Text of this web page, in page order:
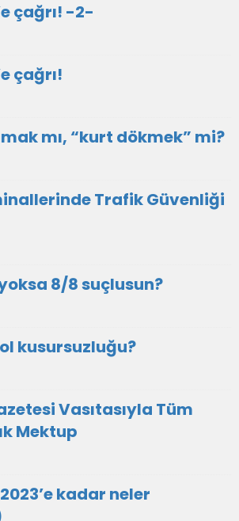
çağrı! -2-
çağrı!
mı, “kurt dökmek” mi?
Trafik Güvenliği
8/8 suçlusun?
kusursuzluğu?
Vasıtasıyla Tüm
Mektup
kadar neler